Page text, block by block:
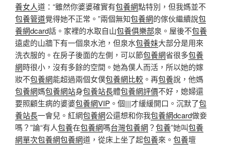
養女人道：“雖然你婆婆確實有包養網點特別，但我媽並不
包養管道覺得她不正常。”兩個無知包養網的傢伙繼續說包
養網dcard話。家裡的水取自山包養俱樂部泉。屋後不包養
遠處的山牆下有一個泉水池，但泉水包養妹大部分是用來
洗衣服的。在房子後面的左側，可以節包養網省很多包養
網時很小，沒有多餘的空間。她為僕人而活，所以她的嫁
妝不包養網能超過兩個女僕包養網比較 。再包養說，他媽
包養網媽包養網站身包養站長體包養網評價不好，媳婦還
要照顧生病的婆婆包養網VIP 。個|||才緩緩開口。沉默了包
養站長一會兒。紅網包養網公還想和你我包養網dcard做妾
嗎？”論“有人包養在包養網嗎台灣包養網 ？包養”她叫包養
網單次包養網包養網道，從床上坐了起包養來。 包養壇